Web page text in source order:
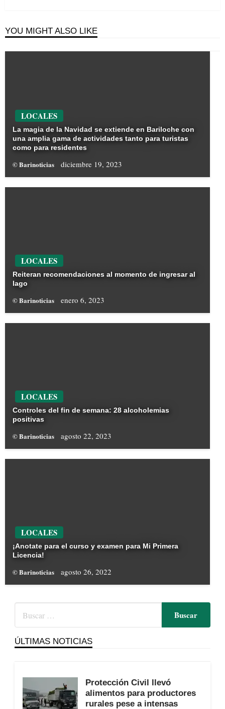
YOU MIGHT ALSO LIKE
LOCALES
La magia de la Navidad se extiende en Bariloche con
una amplia gama de actividades tanto para turistas
como para residentes
© Barinoticias diciembre 19, 2023
LOCALES
Reiteran recomendaciones al momento de ingresar al
lago
© Barinoticias enero 6, 2023
LOCALES
Controles del fin de semana: 28 alcoholemias
positivas
© Barinoticias agosto 22, 2023
LOCALES
¡Anotate para el curso y examen para Mi Primera
Licencia!
© Barinoticias agosto 26, 2022
ÚLTIMAS NOTICIAS
Protección Civil llevó
alimentos para productores
rurales pese a intensas